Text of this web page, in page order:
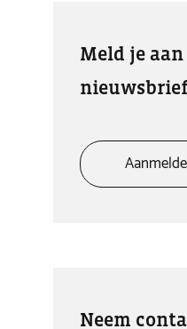
Meld je
nieuwsbrief
Neem